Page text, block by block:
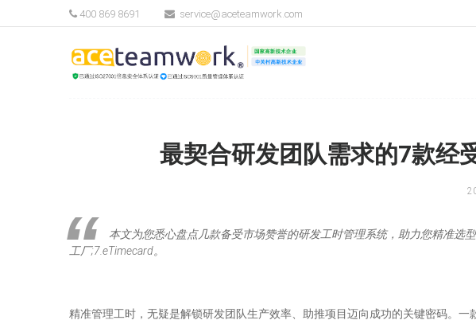
400 869 8691 service@aceteamwork.com
最契合研发团队需求的7款经
本文为您悉心盘点几款备受市场赞誉的研发工时管理系统，助力您精准选
工厂;7.eTimecard。
精准管理工时，无疑是解锁研发团队生产效率、助推项目迈向成功的关键密码。